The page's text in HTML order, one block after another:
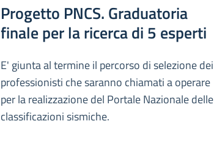
Progetto PNCS. Graduatoria
finale per la ricerca di 5 esperti
E' giunta al termine il percorso di selezione dei
professionisti che saranno chiamati a operare
per la realizzazione del Portale Nazionale delle
classificazioni sismiche.